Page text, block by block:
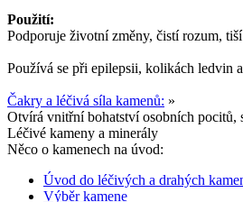
Použití:
Podporuje životní změny, čistí rozum,
Používá se při epilepsii, kolikách ledvin
Čakry a léčivá síla kamenů: »
Otvírá vnitřní bohatství osobních pocitů,
Léčivé kameny a minerály
Něco o kamenech na úvod:
Úvod do léčivých a drahých
Výběr kamene